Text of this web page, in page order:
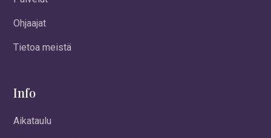
Ohjaajat
Tietoa meistä
Info
Aikataulu